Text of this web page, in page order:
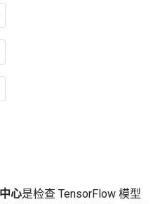
心是检查 TensorFlow 模型